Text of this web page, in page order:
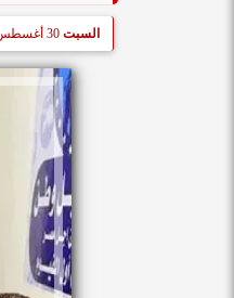
السبت 30 أغسطس 2025